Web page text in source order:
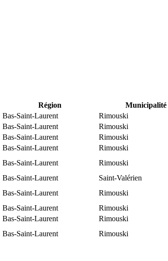
Région Municipalité
Bas-Saint-Laurent
Rimouski
Bas-Saint-Laurent
Rimouski
Bas-Saint-Laurent
Rimouski
Bas-Saint-Laurent
Rimouski
Bas-Saint-Laurent
Rimouski
Bas-Saint-Laurent
Saint-Valérien
Bas-Saint-Laurent
Rimouski
Bas-Saint-Laurent
Rimouski
Bas-Saint-Laurent
Rimouski
Bas-Saint-Laurent Rimouski